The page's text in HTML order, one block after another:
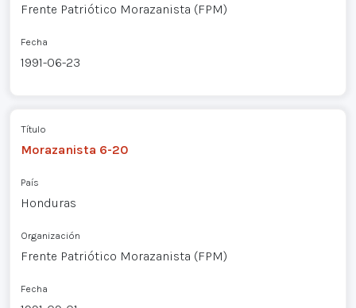
Frente Patriótico Morazanista (FPM)
Fecha
1991-06-23
Título
Morazanista 6-20
País
Honduras
Organización
Frente Patriótico Morazanista (FPM)
Fecha